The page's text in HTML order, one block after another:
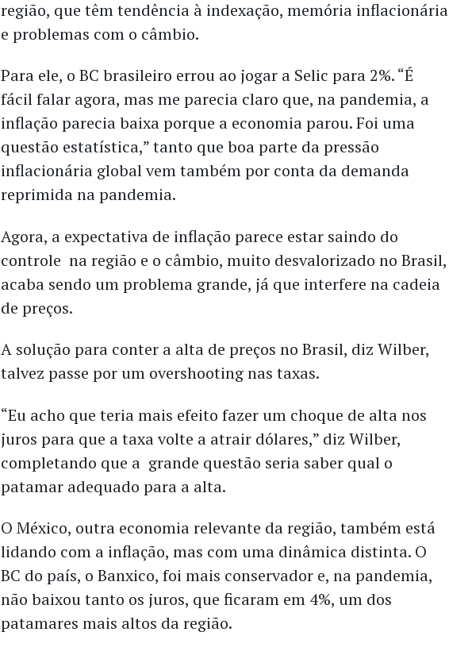
região, que têm tendência à indexação, memória inflacionária
e problemas com o câmbio.
Para ele, o BC brasileiro errou ao jogar a Selic para 2%. “É
fácil falar agora, mas me parecia claro que, na pandemia, a
inflação parecia baixa porque a economia parou. Foi uma
questão estatística,” tanto que boa parte da pressão
inflacionária global vem também por conta da demanda
reprimida na pandemia.
Agora, a expectativa de inflação parece estar saindo do
controle na região e o câmbio, muito desvalorizado no Brasil,
acaba sendo um problema grande, já que interfere na cadeia
de preços.
A solução para conter a alta de preços no Brasil, diz Wilber,
talvez passe por um overshooting nas taxas.
“Eu acho que teria mais efeito fazer um choque de alta nos
juros para que a taxa volte a atrair dólares,” diz Wilber,
completando que a grande questão seria saber qual o
patamar adequado para a alta.
O México, outra economia relevante da região, também está
lidando com a inflação, mas com uma dinâmica distinta. O
BC do país, o Banxico, foi mais conservador e, na pandemia,
não baixou tanto os juros, que ficaram em 4%, um dos
patamares mais altos da região.